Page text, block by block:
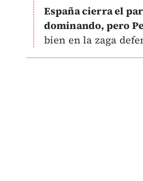
España cierra el
dominando, pero
bien en la zaga